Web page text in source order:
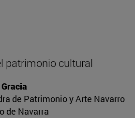
patrimonio cultural
de Patrimonio y Arte Navarro
de Navarra